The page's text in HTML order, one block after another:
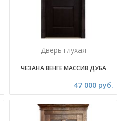
Дверь глухая
ЧЕЗАНА ВЕНГЕ МАССИВ ДУБА
47 000 руб.